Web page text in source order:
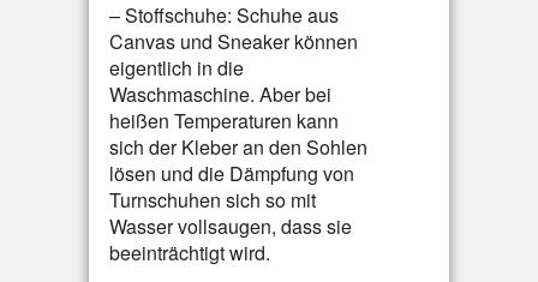
– Stoffschuhe: Schuhe aus
Canvas und Sneaker können
eigentlich in die
Waschmaschine. Aber bei
heißen Temperaturen kann
sich der Kleber an den Sohlen
lösen und die Dämpfung von
Turnschuhen sich so mit
Wasser vollsaugen, dass sie
beeinträchtigt wird.